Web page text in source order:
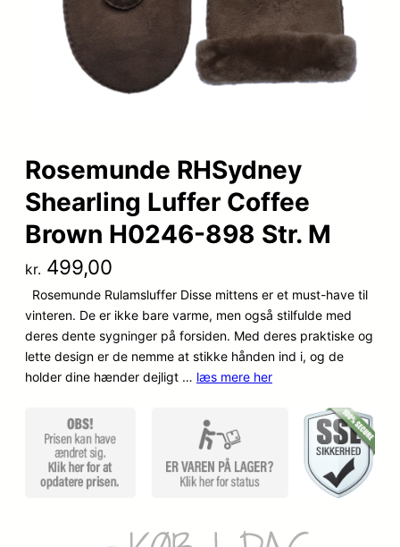
Rosemunde RHSydney
Shearling Luffer Coffee
Brown H0246-898 Str. M
kr. 499,00
Rosemunde Rulamsluffer Disse mittens er et must-have til
vinteren. De er ikke bare varme, men også stilfulde med
deres dente sygninger på forsiden. Med deres praktiske og
lette design er de nemme at stikke hånden ind i, og de
holder dine hænder dejligt … læs mere her